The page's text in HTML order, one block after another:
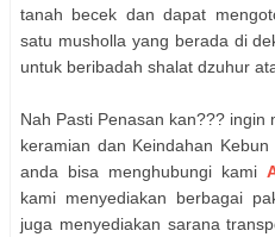
tanah becek dan dapat
satu musholla yang berada di
untuk beribadah shalat dzuhur
Nah Pasti Penasan kan??? ingin
keramian dan Keindahan
anda bisa menghubungi kami
kami menyediakan berbagai
juga menyediakan sarana